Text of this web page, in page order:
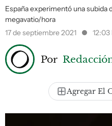
España experimentó una subida
megavatio/hora
17 de septiembre 2021
12:03
Por
Agregar El